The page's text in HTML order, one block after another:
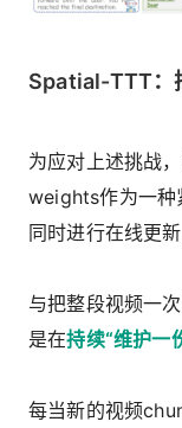
Spatial-TTT：
为应对上述挑战
weights作为一种
同时进行在线更
与把整段视频一
是在持续“维护一
每当新的视频